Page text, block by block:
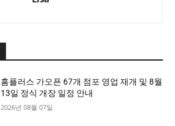
홈플러스 가오픈 67개 점포 영업 재개 및 8월
13일 정식 개장 일정 안내
2026년 08월 07일